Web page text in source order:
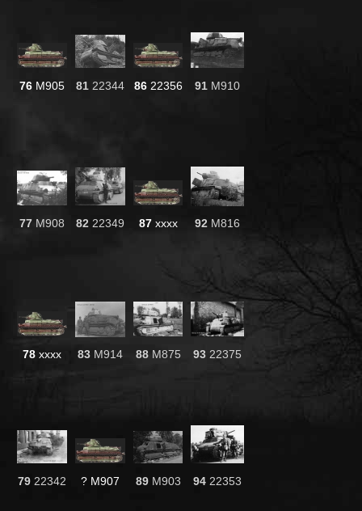
76 M905 81 22344 86 22356 91 M910
77 M908 82 22349 87xxxx 92 M816
78 xxxx 83 M914 88 M875 93 22375
79 22342 ? M907 89M903 94 22353